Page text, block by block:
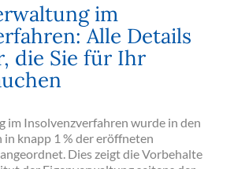
im
Alle Details
die Sie für Ihr
im Insolvenzverfahren wurde in den
in knapp 1 % der eröffneten
Dies zeigt die Vorbehalte